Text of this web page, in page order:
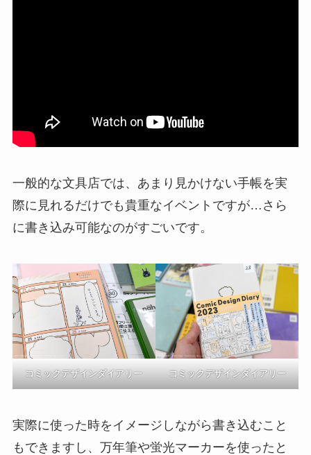
一般的な文具店では、あまり見かけない手帳を実
際に見れるだけでも貴重なイベントですが…さら
に書き込み可能なのがすごいです。
コミックデザインダイアリー コミックデザインダイアリー
実際に使った時をイメージしながら書き込むこと
もできますし、万年筆や蛍光マーカーを使ったと